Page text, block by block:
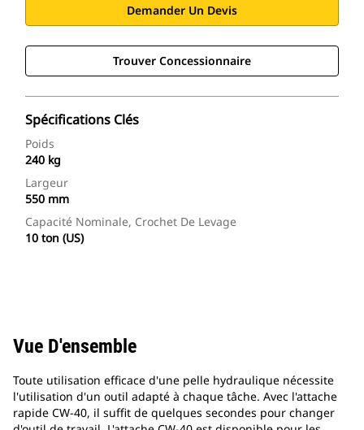
Demander Un Devis
Trouver Concessionnaire
Spécifications Clés
Poids
240 kg
Largeur
550 mm
Capacité Nominale, Crochet De Levage
10 ton (US)
Vue D'ensemble
Toute utilisation efficace d'une pelle hydraulique nécessite
l'utilisation d'un outil adapté à chaque tâche. Avec l'attache
rapide CW-40, il suffit de quelques secondes pour changer